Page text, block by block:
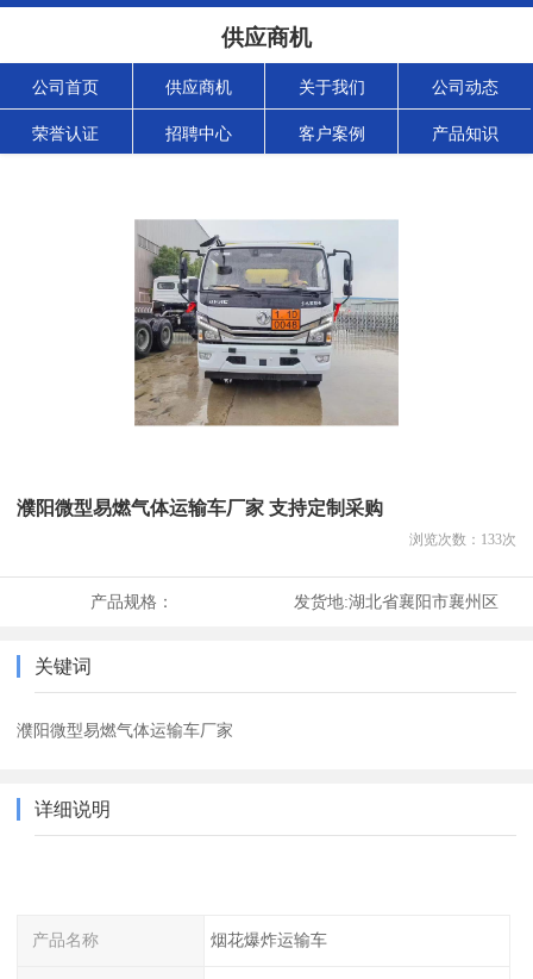
供应商机
公司首页 供应商机 关于我们 公司动态
荣誉认证 招聘中心 客户案例 产品知识
濮阳微型易燃气体运输车厂家 支持定制采购
浏览次数： 133次
产品规格： 发货地:湖北省襄阳市襄州区
关键词
濮阳微型易燃气体运输车厂家
详细说明
产品名称 烟花爆炸运输车